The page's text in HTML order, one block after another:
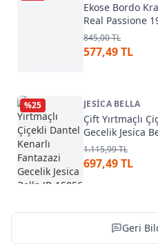
Ekose Bordo
Real Passione
845,00 TL
577,49 TL
%25 JESICA BELLA
Çift Yırtmaçlı
Gecelik Jesica
1.115,99 TL
697,49 TL
Geri